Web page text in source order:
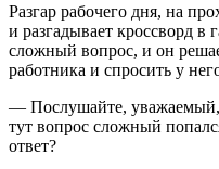
Разгар рабочего дня, на
и разгадывает кроссворд в
сложный вопрос, и он
работника и спросить у
— Послушайте,
тут вопрос сложный
ответ?